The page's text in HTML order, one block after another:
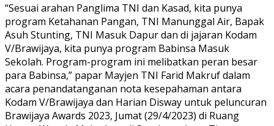
“Sesuai arahan Panglima TNI dan Kasad, kita punya
program Ketahanan Pangan, TNI Manunggal Air, Bapak
Asuh Stunting, TNI Masuk Dapur dan di jajaran Kodam
V/Brawijaya, kita punya program Babinsa Masuk
Sekolah. Program-program ini melibatkan peran besar
para Babinsa,” papar Mayjen TNI Farid Makruf dalam
acara penandatanganan nota kesepahaman antara
Kodam V/Brawijaya dan Harian Disway untuk peluncuran
Brawijaya Awards 2023, Jumat (29/4/2023) di Ruang